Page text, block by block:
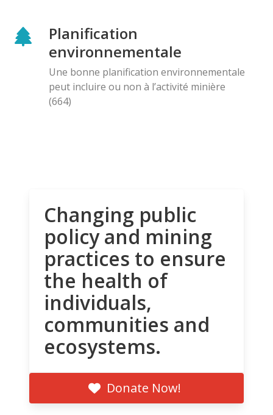
Planification
environnementale
Une bonne planification environnementale
peut incluire ou non à l’activité minière
(664)
Changing public
policy and mining
practices to ensure
the health of
individuals,
communities and
ecosystems.
Donate Now!